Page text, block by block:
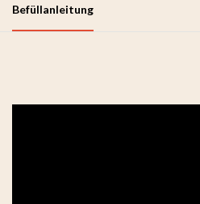
Befüllanleitung